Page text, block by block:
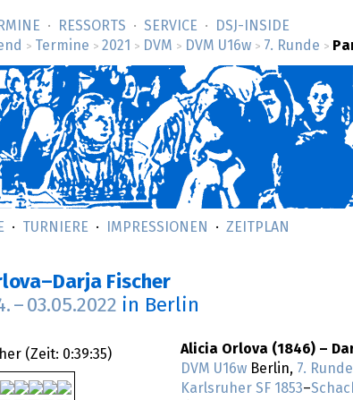
RESSORTS SERVICE
DSJ-­INSIDE
> Termine > 2021 > DVM > DVM U16w > 7. Runde >
TURNIERE IMPRESSIONEN ZEITPLAN
Fischer
– 03.05.2022 in Berlin
(Zeit: 0:39:35)
Alicia Orlova (1846) –
DVM U16w Berlin, 7. Runde
Karlsruher SF 1853–